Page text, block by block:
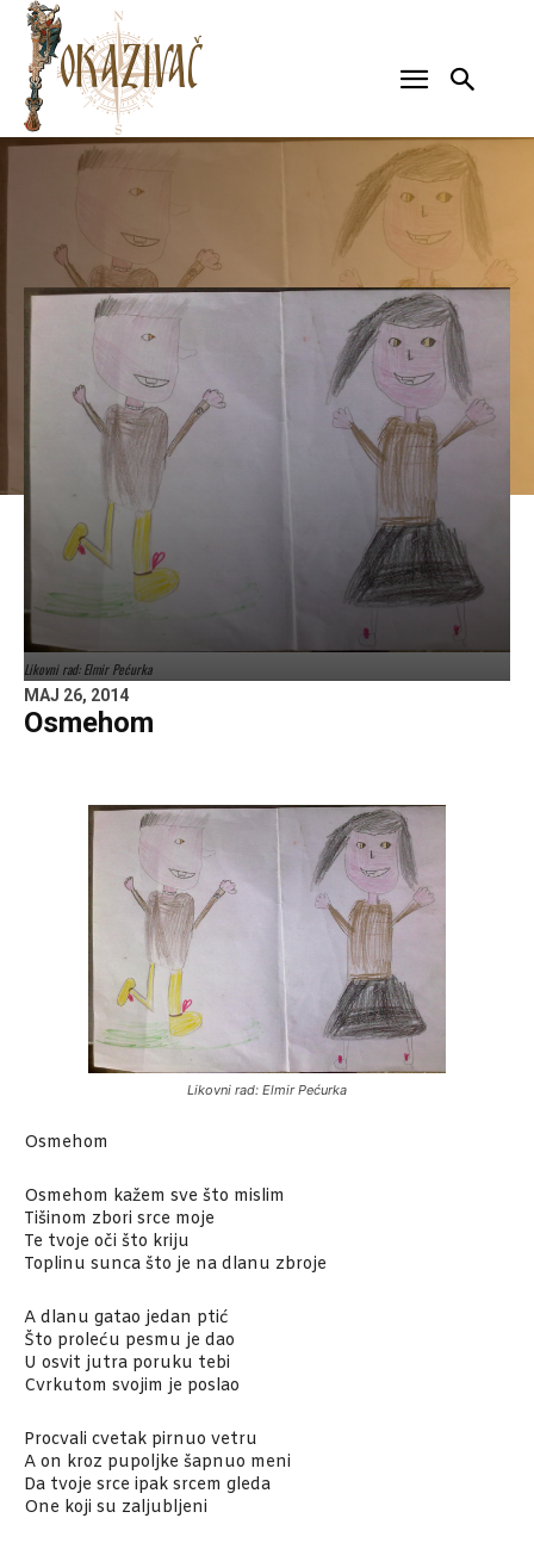
Likovni rad: Elmir Pećurka
MAJ 26, 2014
Osmehom
Likovni rad: Elmir Pećurka
Osmehom
Osmehom kažem sve što mislim
Tišinom zbori srce moje
Te tvoje oči što kriju
Toplinu sunca što je na dlanu zbroje
A dlanu gatao jedan ptić
Što proleću pesmu je dao
U osvit jutra poruku tebi
Cvrkutom svojim je poslao
Procvali cvetak pirnuo vetru
A on kroz pupoljke šapnuo meni
Da tvoje srce ipak srcem gleda
One koji su zaljubljeni